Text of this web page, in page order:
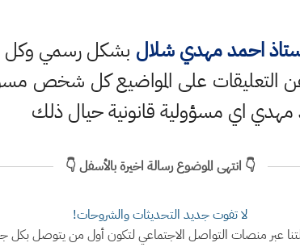
احمد مهدي شلال بشكل رسمي وكل
التعليقات على المواضيع كل شخص
اي مسؤولية قانونية حيال ذلك
👇 انتهى الموضوع رسالة اخيرة بالأسفل 👇
لا تفوت جديد التحديثات والشروحات!
عبر منصات التواصل الاجتماعي لتكون أول من يتوصل